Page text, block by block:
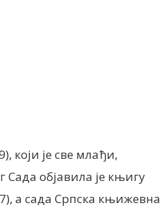
који је све млађи,
објавила је књигу
а сада Српска књижевна